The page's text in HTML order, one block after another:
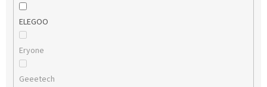
ELEGOO
Eryone
Geeetech